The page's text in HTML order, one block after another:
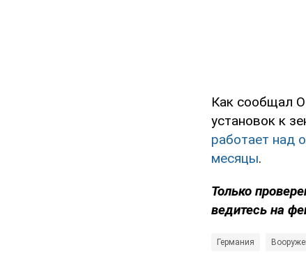
Как сообщал
установок к
работает над
месяцы.
Только
ведитесь на
Германия